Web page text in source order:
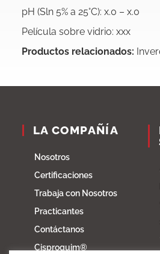
pH (Sln 5% a 25°C): x.0 – x.0
Película sobre vidrio: xxx
Productos relacionados:
LA COMPAÑÍA
Nosotros
Certificaciones
Trabaja con Nosotros
Practicantes
Contáctanos
Cisproquim®